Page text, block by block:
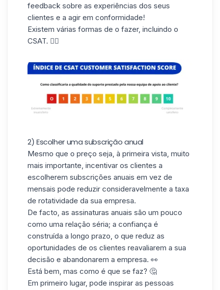
feedback sobre as experiências dos seus
clientes e a agir em conformidade!
Existem várias formas de o fazer, incluindo o
CSAT. 👇🏼
2) Escolher uma subscrição anual
Mesmo que o preço seja, à primeira vista, muito
mais importante, incentivar os clientes a
escolherem subscrições anuais em vez de
mensais pode reduzir consideravelmente a taxa
de rotatividade da sua empresa.
De facto, as assinaturas anuais são um pouco
como uma relação séria; a confiança é
construída a longo prazo, o que reduz as
oportunidades de os clientes reavaliarem a sua
decisão e abandonarem a empresa. 👀
Está bem, mas como é que se faz? 🤔
Em primeiro lugar, pode inspirar as pessoas